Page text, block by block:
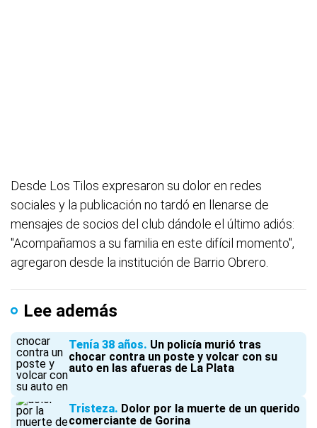
Desde Los Tilos expresaron su dolor en redes
sociales y la publicación no tardó en llenarse de
mensajes de socios del club dándole el último adiós:
"Acompañamos a su familia en este difícil momento",
agregaron desde la institución de Barrio Obrero.
Lee además
Tenía 38 años Un policía murió tras
chocar contra un poste y volcar con su
auto en las afueras de La Plata
Tristeza Dolor por la muerte de un querido
comerciante de Gorina